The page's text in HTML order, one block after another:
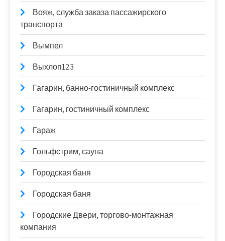
Вояж, служба заказа пассажирского
транспорта
Вымпел
Выхлоп123
Гагарин, банно-гостиничный комплекс
Гагарин, гостиничный комплекс
Гараж
Гольфстрим, сауна
Городская баня
Городская баня
Городские Двери, торгово-монтажная
компания